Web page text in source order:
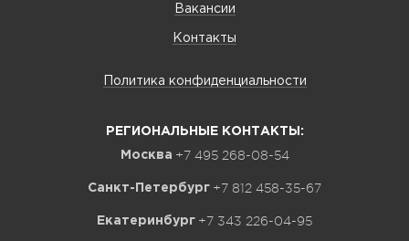
Вакансии
Контакты
Политика конфиденциальности
РЕГИОНАЛЬНЫЕ КОНТАКТЫ:
Москва +7 495 268-08-54
Санкт-Петербург +7 812 458-35-67
Екатеринбург +7 343 226-04-95